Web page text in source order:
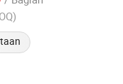
mulai 2017